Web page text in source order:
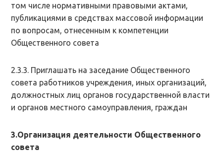
том числе нормативными правовыми актами,
публикациями в средствах массовой информации
по вопросам, отнесенным к компетенции
Общественного совета
2.3.3. Приглашать на заседание Общественного
совета работников учреждения, иных организаций,
должностных лиц органов государственной власти
и органов местного самоуправления, граждан
3.Организация деятельности Общественного
совета